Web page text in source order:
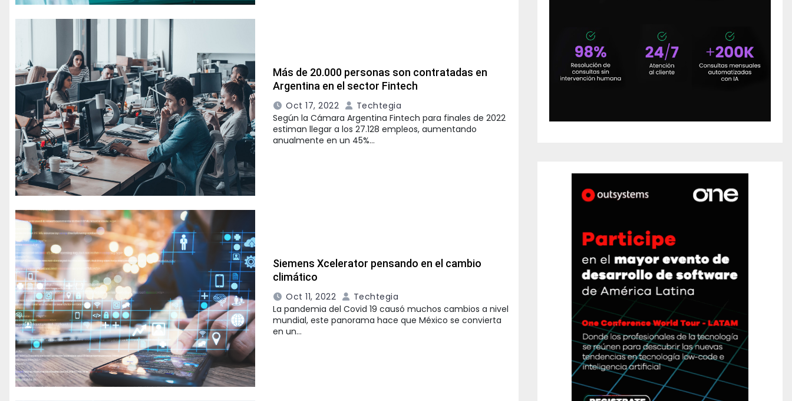
Más de 20.000 personas son contratadas en
Argentina en el sector Fintech
Oct 17, 2022
Techtegia
Según la Cámara Argentina Fintech para finales de 2022
estiman llegar a los 27.128 empleos, aumentando
anualmente en un 45%…
Siemens Xcelerator pensando en el cambio
climático
Oct 11, 2022
Techtegia
La pandemia del Covid 19 causó muchos cambios a nivel
mundial, este panorama hace que México se convierta
en un…